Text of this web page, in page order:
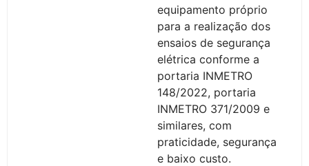
equipamento próprio
para a realização dos
ensaios de segurança
elétrica conforme a
portaria INMETRO
148/2022, portaria
INMETRO 371/2009 e
similares, com
praticidade, segurança
e baixo custo.